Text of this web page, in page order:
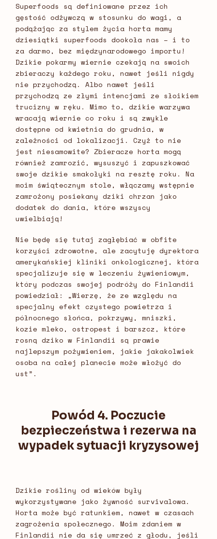
Superfoods są definiowane przez ich
gęstość odżywczą w stosunku do wagi, a
podążając za stylem życia horta mamy
dziesiątki superfoods dookoła nas – i to
za darmo, bez międzynarodowego importu!
Dzikie pokarmy wiernie czekają na swoich
zbieraczy każdego roku, nawet jeśli nigdy
nie przychodzą. Albo nawet jeśli
przychodzą ze złymi intencjami ze słoikiem
trucizny w ręku. Mimo to, dzikie warzywa
wracają wiernie co roku i są zwykle
dostępne od kwietnia do grudnia, w
zależności od lokalizacji. Czyż to nie
jest niesamowite? Zbieracze horta mogą
również zamrozić, wysuszyć i zapuszkować
swoje dzikie smakołyki na resztę roku. Na
moim świątecznym stole, włączamy wstępnie
zamrożony posiekany dziki chrzan jako
dodatek do dania, które wszyscy
uwielbiają!
Nie będę się tutaj zagłębiać w obfite
korzyści zdrowotne, ale zacytuję dyrektora
amerykańskiej kliniki onkologicznej, która
specjalizuje się w leczeniu żywieniowym,
który podczas swojej podróży do Finlandii
powiedział: „Wierzę, że ze względu na
specjalny efekt czystego powietrza i
północnego słońca, pokrzywy, mniszki,
kozie mleko, ostropest i barszcz, które
rosną dziko w Finlandii są prawie
najlepszym pożywieniem, jakie jakakolwiek
osoba na całej planecie może włożyć do
ust”.
Powód 4. Poczucie
bezpieczeństwa i rezerwa na
wypadek sytuacji kryzysowej
Dzikie rośliny od wieków były
wykorzystywane jako żywność survivalowa.
Horta może być ratunkiem, nawet w czasach
zagrożenia społecznego. Moim zdaniem w
Finlandii nie da się umrzeć z głodu, jeśli